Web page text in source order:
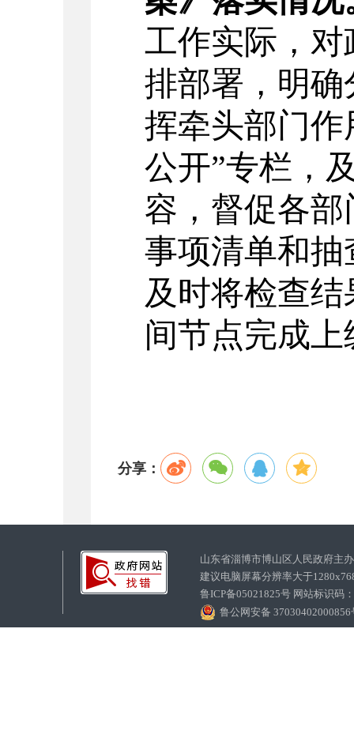
工作实际，
排部署，明
挥牵头部门作
公开”专栏，
容，督促各
事项清单和
及时将检查
间节点完成
分享：
山东省淄博市博山区人民政府
建议电脑屏幕分辨率大于
鲁ICP备05021825号 网站标识码
鲁公网安备 37030402000856